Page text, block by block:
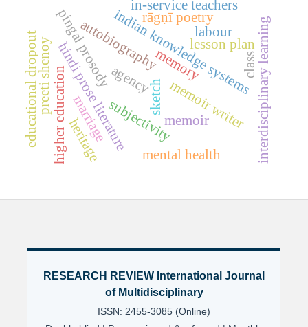
memoir
hindi prose literature memory
subjectivity
sketch
autobiography
memoir writer
indian knowledge systems
higher education interdisciplinary learning
lesson plan
in-service teachers
rāgṇī poetry
pingal prosody
preeti shenoy agency
mental health
marriage
class
labour
educational dropout heritage
RESEARCH REVIEW International Journal
of Multidisciplinary
ISSN: 2455-3085 (Online)